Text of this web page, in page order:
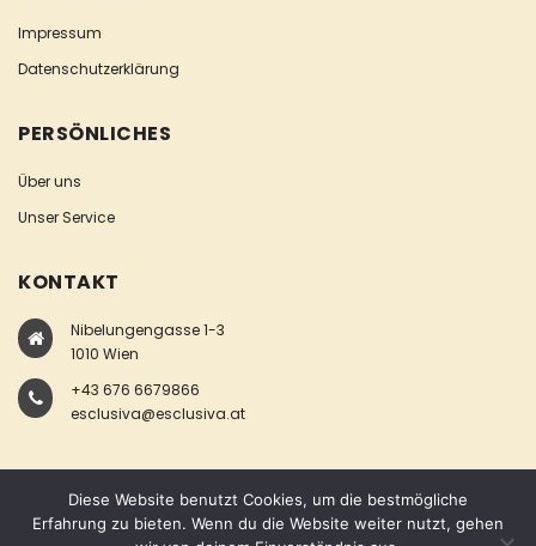
Impressum
Datenschutzerklärung
PERSÖNLICHES
Über uns
Unser Service
KONTAKT
Nibelungengasse 1-3
1010 Wien
+43 676 6679866
esclusiva@esclusiva.at
Diese Website benutzt Cookies, um die bestmögliche
Erfahrung zu bieten. Wenn du die Website weiter nutzt, gehen